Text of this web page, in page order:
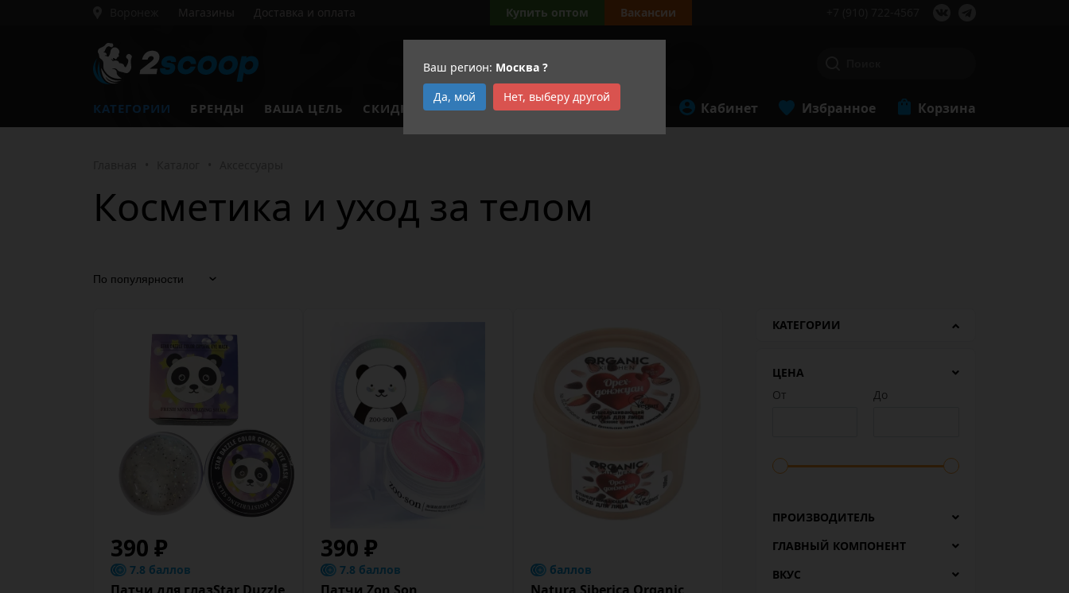
Ваш регион: Москва ?
Да, мой
Нет, выберу другой
Магазины Доставка и оплата Купить оптом Вакансии
КАТЕГОРИИ БРЕНДЫ ВАША ЦЕЛЬ СКИДКИ АКЦИИ Кабинет Избранное Корзина
Косметика и уход за телом
КАТЕГОРИИ
ЦЕНА
От
До
ПРОИЗВОДИТЕЛЬ
ГЛАВНЫЙ КОМПОНЕНТ
ВКУС
390 ₽
7.8 баллов
390 ₽
7.8 баллов баллов